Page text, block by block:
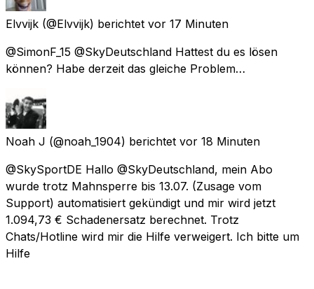
Elvvijk (@Elvvijk) berichtet vor 17 Minuten
@SimonF_15 @SkyDeutschland Hattest du es lösen
können? Habe derzeit das gleiche Problem…
Noah J (@noah_1904) berichtet vor 18 Minuten
@SkySportDE Hallo @SkyDeutschland, mein Abo
wurde trotz Mahnsperre bis 13.07. (Zusage vom
Support) automatisiert gekündigt und mir wird jetzt
1.094,73 € Schadenersatz berechnet. Trotz
Chats/Hotline wird mir die Hilfe verweigert. Ich bitte um
Hilfe